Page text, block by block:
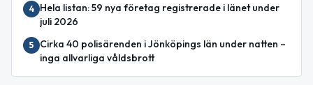
4
Hela listan: 59 nya företag registrerade i länet under
juli 2026
5
Cirka 40 polisärenden i Jönköpings län under natten –
inga allvarliga våldsbrott